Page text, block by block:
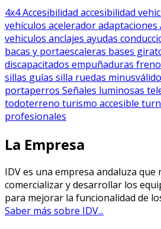
4x4Accesibilidad accesibilidad
vehículos aceleradoradaptaciones
vehiculos anclajes ayudas
bacas y portaescaleras bases
discapacitados empuñaduras freno
sillas guías silla ruedas
portaperros Señales luminosas
todoterreno turismo accesible
profesionales
La Empresa
IDV es una empresa andaluza que
comercializar y desarrollar los
para mejorar la funcionalidad de
Saber más sobre IDV...